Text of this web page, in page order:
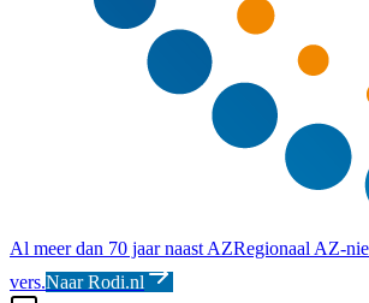
Al meer dan 70 jaar naast AZRegionaal AZ-
vers.Naar Rodi.nl